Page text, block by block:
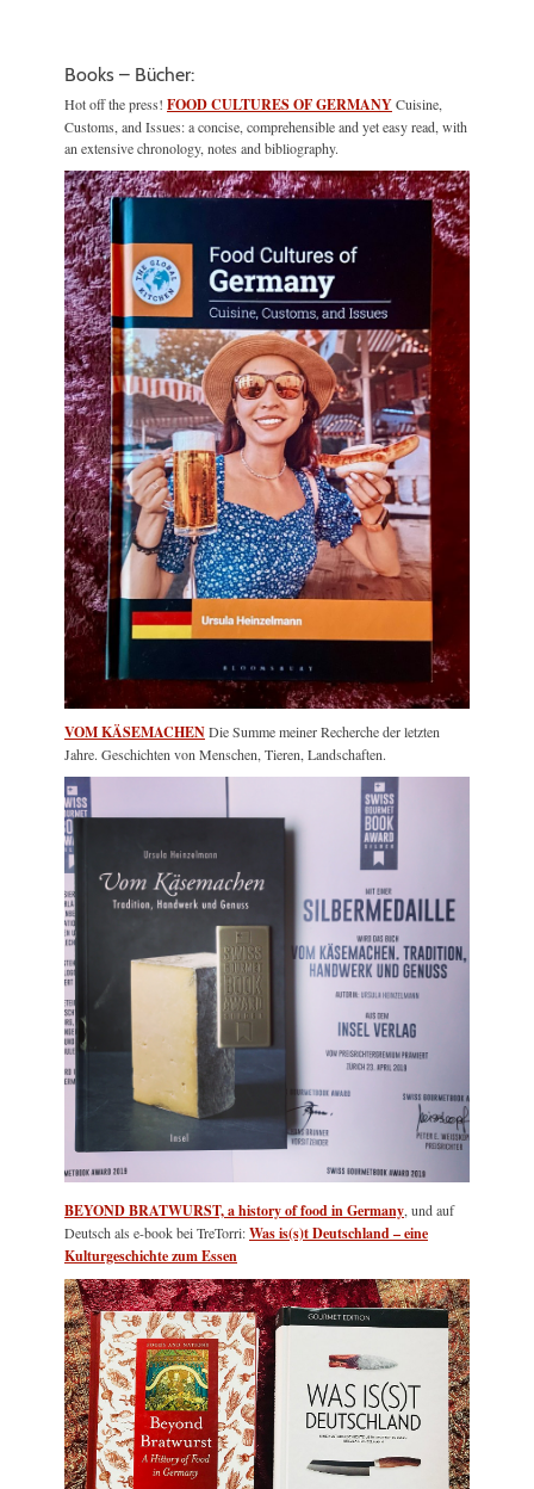
Books – Bücher:
Hot off the press! FOOD CULTURES OF GERMANYCuisine,
Customs, and Issues: a concise, comprehensible and yet easy read, with
an extensive chronology, notes and bibliography.
VOM KÄSEMACHENDie Summe meiner Recherche der letzten
Jahre. Geschichten von Menschen, Tieren, Landschaften.
BEYOND BRATWURST, a history of food in Germany, und auf
Deutsch als e-book bei TreTorri:Was is(s)t Deutschland – eine
Kulturgeschichte zum Essen